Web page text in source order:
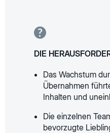
DIE
Das Wachstum
Übernahmen
Inhalten und
Die einzelnen
bevorzugte